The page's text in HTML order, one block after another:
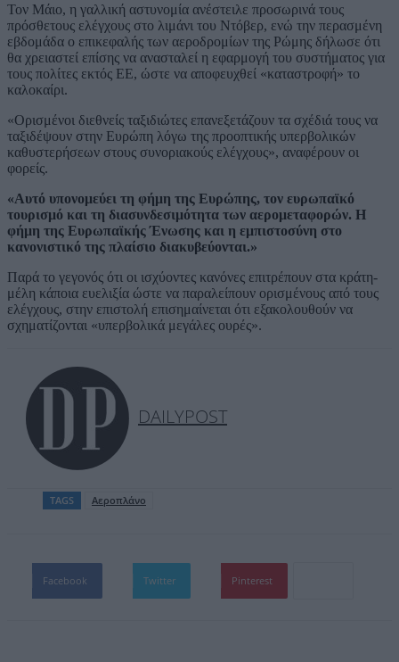
Τον Μάιο, η γαλλική αστυνομία ανέστειλε προσωρινά τους
πρόσθετους ελέγχους στο λιμάνι του Ντόβερ, ενώ την περασμένη
εβδομάδα ο επικεφαλής των αεροδρομίων της Ρώμης δήλωσε ότι
θα χρειαστεί επίσης να ανασταλεί η εφαρμογή του συστήματος για
τους πολίτες εκτός ΕΕ, ώστε να αποφευχθεί «καταστροφή» το
καλοκαίρι.
«Ορισμένοι διεθνείς ταξιδιώτες επανεξετάζουν τα σχέδιά τους να
ταξιδέψουν στην Ευρώπη λόγω της προοπτικής υπερβολικών
καθυστερήσεων στους συνοριακούς ελέγχους», αναφέρουν οι
φορείς.
«Αυτό υπονομεύει τη φήμη της Ευρώπης, τον ευρωπαϊκό
τουρισμό και τη διασυνδεσιμότητα των αερομεταφορών. Η
φήμη της Ευρωπαϊκής Ένωσης και η εμπιστοσύνη στο
κανονιστικό της πλαίσιο διακυβεύονται.»
Παρά το γεγονός ότι οι ισχύοντες κανόνες επιτρέπουν στα κράτη-
μέλη κάποια ευελιξία ώστε να παραλείπουν ορισμένους από τους
ελέγχους, στην επιστολή επισημαίνεται ότι εξακολουθούν να
σχηματίζονται «υπερβολικά μεγάλες ουρές».
DAILYPOST
TAGS Αεροπλάνο
Facebook Twitter Pinterest